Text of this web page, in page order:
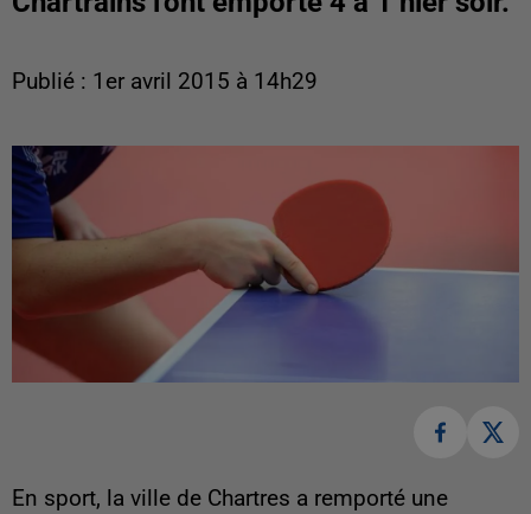
Publié : 1er avril 2015 à 14h29
En sport, la ville de Chartres a remporté une